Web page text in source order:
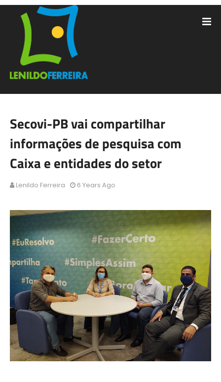
Secovi-PB vai compartilhar
informações de pesquisa com
Caixa e entidades do setor
Lenildo Ferreira 6 Years Ago